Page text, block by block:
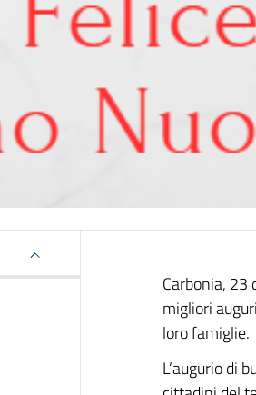
Carbonia, 23
migliori
loro famiglie.
L’augurio di